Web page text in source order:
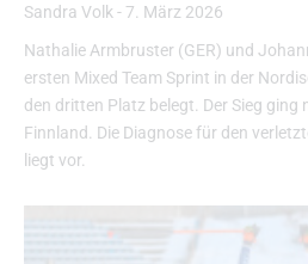
Sandra Volk- 7. März 2026
Nathalie Armbruster (GER) und
ersten Mixed Team Sprint in der
den dritten Platz belegt. Der Sieg
Finnland. Die Diagnose für den
liegt vor.